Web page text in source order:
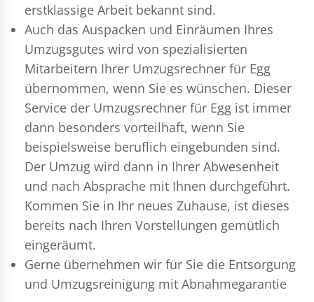
erstklassige Arbeit bekannt sind.
Auch das Auspacken und Einräumen Ihres
Umzugsgutes wird von spezialisierten
Mitarbeitern Ihrer Umzugsrechner für Egg
übernommen, wenn Sie es wünschen. Dieser
Service der Umzugsrechner für Egg ist immer
dann besonders vorteilhaft, wenn Sie
beispielsweise beruflich eingebunden sind.
Der Umzug wird dann in Ihrer Abwesenheit
und nach Absprache mit Ihnen durchgeführt.
Kommen Sie in Ihr neues Zuhause, ist dieses
bereits nach Ihren Vorstellungen gemütlich
eingeräumt.
Gerne übernehmen wir für Sie die Entsorgung
und Umzugsreinigung mit Abnahmegarantie